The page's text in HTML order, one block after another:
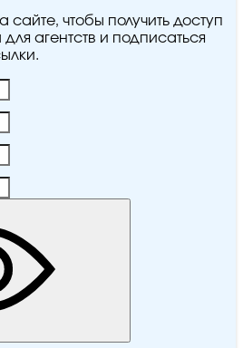
сайте, чтобы получить доступ
агентств и подписаться